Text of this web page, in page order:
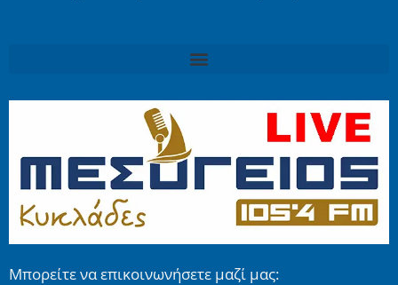
Μπορείτε να επικοινωνήσετε μαζί μας: